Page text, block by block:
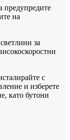
предупредите
на
за
с
и изберете
като бутони